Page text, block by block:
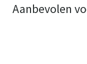
Aanbevolen